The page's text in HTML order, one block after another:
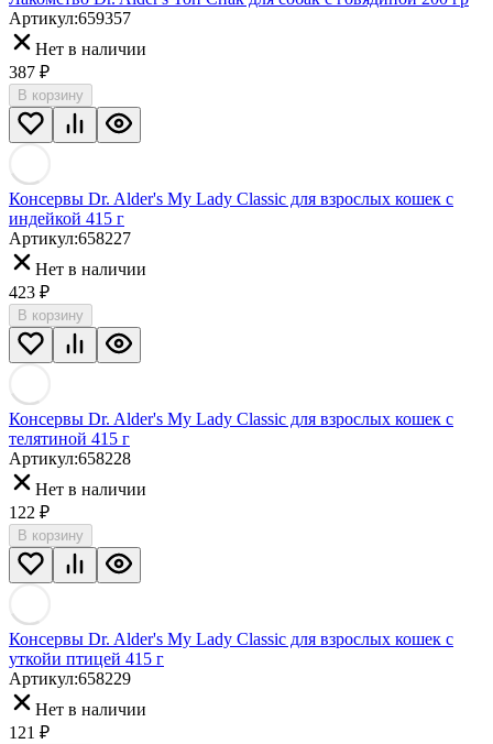
Артикул:659357
Нет в наличии
387 ₽
В корзину
Консервы Dr. Alder's My Lady Classic для взрослых кошек с
индейкой 415 г
Артикул:658227
Нет в наличии
423 ₽
В корзину
Консервы Dr. Alder's My Lady Classic для взрослых кошек с
телятиной 415 г
Артикул:658228
Нет в наличии
122 ₽
В корзину
Консервы Dr. Alder's My Lady Classic для взрослых кошек с
уткойи птицей 415 г
Артикул:658229
Нет в наличии
121 ₽